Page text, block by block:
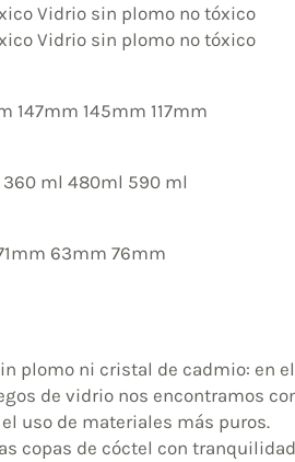
Vidrio sin plomo no tóxico
Vidrio sin plomo no tóxico
147mm 145mm 117mm
ml 480ml 590 ml
63mm 76mm
plomo ni cristal de cadmio: en el
de vidrio nos encontramos
uso de materiales más puros.
copas de cóctel con